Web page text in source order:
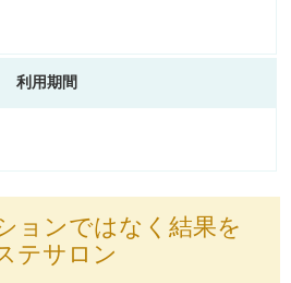
利用期間
ョンではなく結果を
テサロン